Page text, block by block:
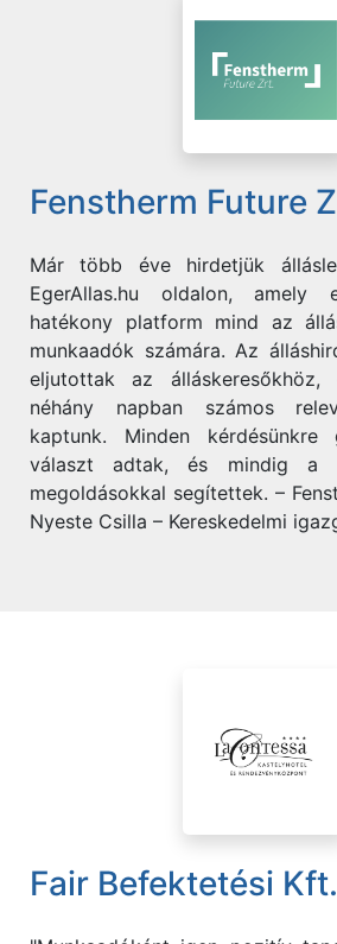
Fenstherm Future
Már több éve hirdetjük
EgerAllas.hu oldalon, amely
hatékony platform mind az
munkaadók számára. Az
eljutottak az
néhány napban számos
kaptunk. Minden
választ adtak, és mindig a
megoldásokkal segítettek. –
Nyeste Csilla – Kereskedelmi
Fair Befektetési Kft.